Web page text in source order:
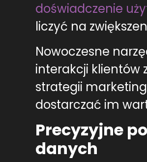
doświadczenie
liczyć na
Nowoczesne
interakcji klientów
strategii
dostarczać im
Precyzyjne
danych